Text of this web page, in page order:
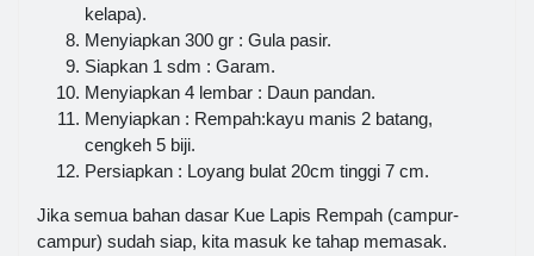
kelapa).
Menyiapkan 300 gr : Gula pasir.
Siapkan 1 sdm : Garam.
Menyiapkan 4 lembar : Daun pandan.
Menyiapkan : Rempah:kayu manis 2 batang,
cengkeh 5 biji.
Persiapkan : Loyang bulat 20cm tinggi 7 cm.
Jika semua bahan dasar Kue Lapis Rempah (campur-
campur) sudah siap, kita masuk ke tahap memasak.